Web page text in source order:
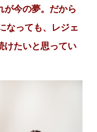
が今の夢。だから
なっても、レジェ
けたいと思ってい